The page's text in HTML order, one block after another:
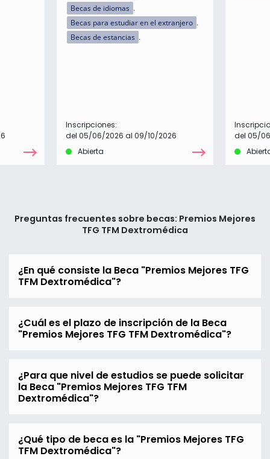
Becas de idiomas
Becas para estudiar en el extranjero
Becas de estancias
Inscripciones:
del 05/06/2026 al 09/10/2026
Abierta
del 05/
Preguntas frecuentes sobre becas: Premios Mejores
TFG TFM Dextromédica
¿En qué consiste la Beca "Premios Mejores TFG
TFM Dextromédica"?
¿Cuál es el plazo de inscripción de la Beca
"Premios Mejores TFG TFM Dextromédica"?
¿Para que nivel de estudios se puede solicitar
la Beca "Premios Mejores TFG TFM
Dextromédica"?
¿Qué tipo de beca es la "Premios Mejores TFG
TFM Dextromédica"?